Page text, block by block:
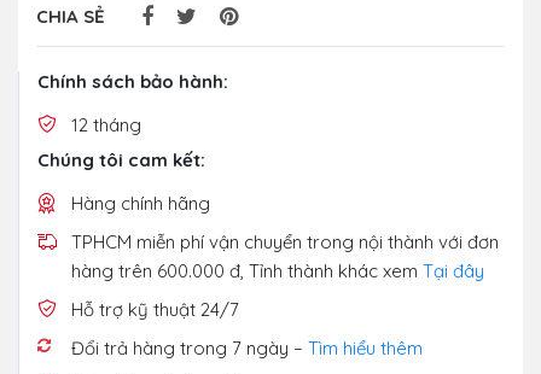
CHIA SẺ
Chính sách bảo hành:
12 tháng
Chúng tôi cam kết:
Hàng chính hãng
TPHCM miễn phí vận chuyển trong nội thành với đơn
hàng trên 600.000 đ, Tỉnh thành khác xem Tại đây
Hỗ trợ kỹ thuật 24/7
Đổi trả hàng trong 7 ngày – Tìm hiểu thêm